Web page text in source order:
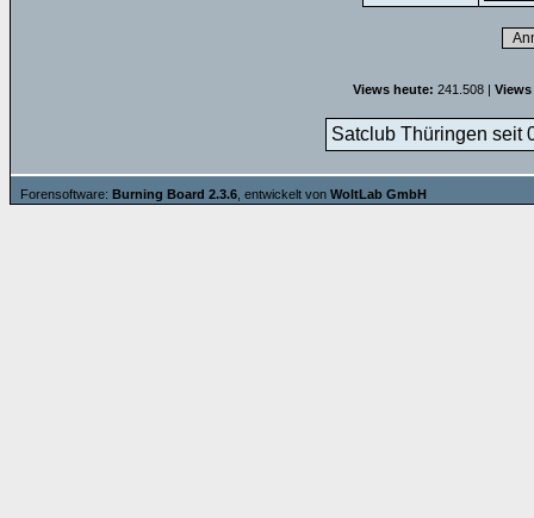
Views heute: 241.508 |
Satclub Thüringen seit
Forensoftware: Burning Board 2.3.6 , entwickelt von WoltLab GmbH